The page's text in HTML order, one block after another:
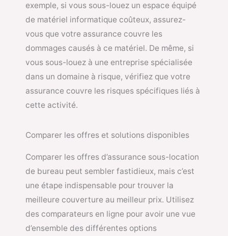
exemple, si vous sous-louez un espace équipé
de matériel informatique coûteux, assurez-
vous que votre assurance couvre les
dommages causés à ce matériel. De même, si
vous sous-louez à une entreprise spécialisée
dans un domaine à risque, vérifiez que votre
assurance couvre les risques spécifiques liés à
cette activité.
Comparer les offres et solutions disponibles
Comparer les offres d’assurance sous-location
de bureau peut sembler fastidieux, mais c’est
une étape indispensable pour trouver la
meilleure couverture au meilleur prix. Utilisez
des comparateurs en ligne pour avoir une vue
d’ensemble des différentes options